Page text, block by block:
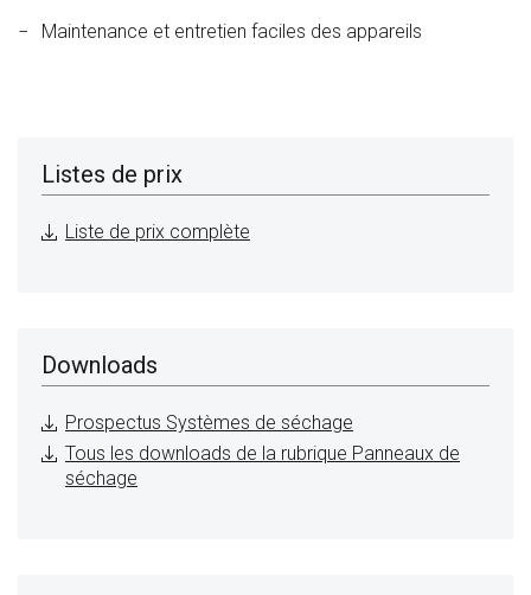
Maintenance et entretien faciles des appareils
Listes de prix
Liste de prix complète
Downloads
Prospectus Systèmes de séchage
Tous les downloads de la rubrique Panneaux de
séchage